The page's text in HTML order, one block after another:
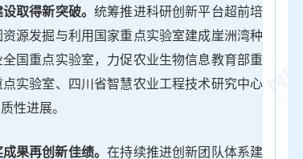
取得新突破。统筹推进科研创新平台超前培
源发掘与利用国家重点实验室建成崖洲湾种
国重点实验室，力促农业生物信息教育部重
实验室、四川省智慧农业工程技术研究中心
性进展。
果再创新佳绩。在持续推进创新团队体系建